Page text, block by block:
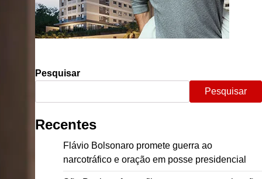
Pesquisar
Pesquisar
Recentes
Flávio Bolsonaro promete guerra ao
narcotráfico e oração em posse presidencial